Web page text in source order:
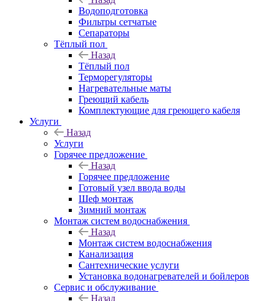
Водоподготовка
Фильтры сетчатые
Сепараторы
Тёплый пол
Назад
Тёплый пол
Терморегуляторы
Нагревательные маты
Греющий кабель
Комплектующие для греющего кабеля
Услуги
Назад
Услуги
Горячее предложение
Назад
Горячее предложение
Готовый узел ввода воды
Шеф монтаж
Зимний монтаж
Монтаж систем водоснабжения
Назад
Монтаж систем водоснабжения
Канализация
Сантехнические услуги
Установка водонагревателей и бойлеров
Сервис и обслуживание
Назад